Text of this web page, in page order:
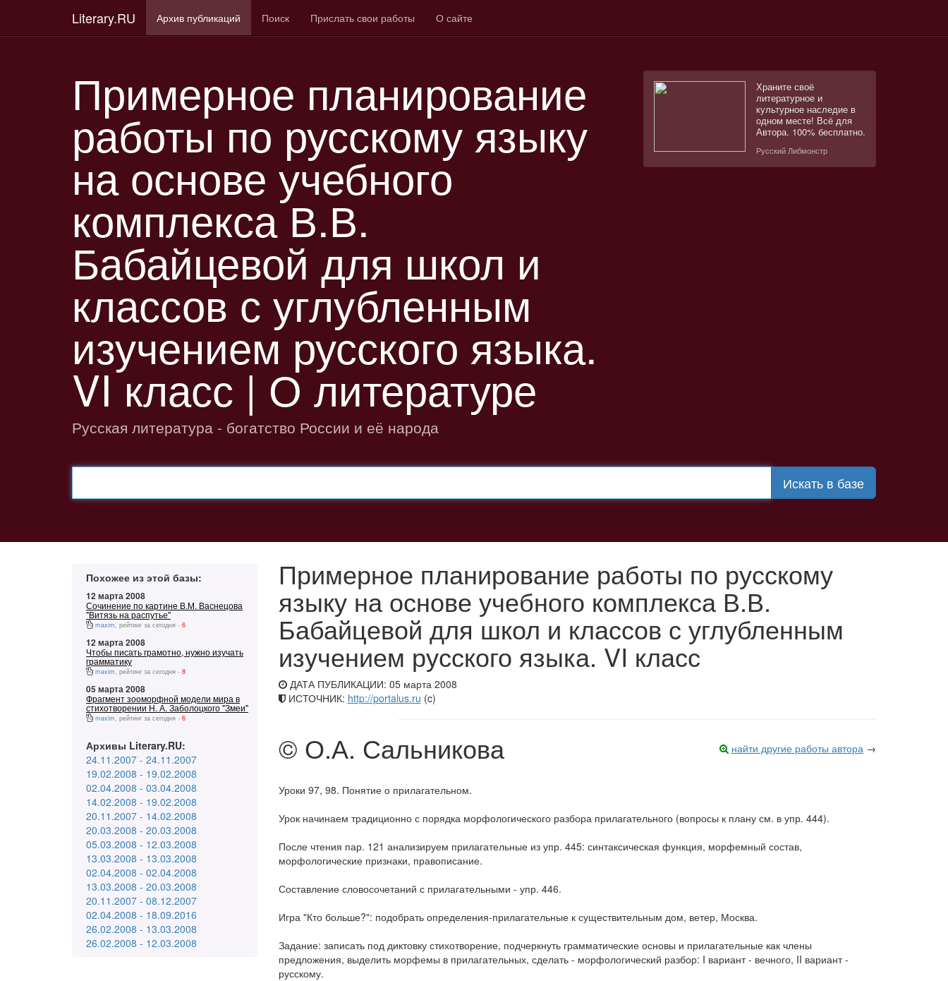
Literary.RU Архив публикаций Поиск Прислать свои работы О сайте
Примерное планирование
работы по русскому языку
на основе учебного
комплекса В.В.
Бабайцевой для школ и
классов с углубленным
изучением русского языка.
VI класс | О литературе
Русская литература - богатство России и её народа
Храните своё
литературное и
культурное наследие в
одном месте! Всё для
Автора. 100% бесплатно.
Русский Либмонстр
Искать в базе
Похожее из этой базы:
12 марта 2008
Сочинение по картине В.М. Васнецова
"Витязь на распутье"
maxim, рейтинг за сегодня - 6
12 марта 2008
Чтобы писать грамотно, нужно изучать
грамматику
maxim, рейтинг за сегодня - 8
05 марта 2008
Фрагмент зооморфной модели мира в
стихотворении Н. А. Заболоцкого "Змеи"
maxim, рейтинг за сегодня - 6
Архивы Literary.RU:
24.11.2007 - 24.11.2007
19.02.2008 - 19.02.2008
02.04.2008 - 03.04.2008
14.02.2008 - 19.02.2008
20.11.2007 - 14.02.2008
20.03.2008 - 20.03.2008
05.03.2008 - 12.03.2008
13.03.2008 - 13.03.2008
02.04.2008 - 02.04.2008
13.03.2008 - 20.03.2008
20.11.2007 - 08.12.2007
02.04.2008 - 18.09.2016
26.02.2008 - 13.03.2008
26.02.2008 - 12.03.2008
Примерное планирование работы по русскому
языку на основе учебного комплекса В.В.
Бабайцевой для школ и классов с углубленным
изучением русского языка. VI класс
ДАТА ПУБЛИКАЦИИ: 05 марта 2008
ИСТОЧНИК: http://portalus.ru (c)
найти другие работы автора →
© О.А. Сальникова
Уроки 97, 98. Понятие о прилагательном.
Урок начинаем традиционно с порядка морфологического разбора прилагательного (вопросы к плану см. в упр. 444).
После чтения пар. 121 анализируем прилагательные из упр. 445: синтаксическая функция, морфемный состав,
морфологические признаки, правописание.
Составление словосочетаний с прилагательными - упр. 446.
Игра "Кто больше?": подобрать определения-прилагательные к существительным дом, ветер, Москва.
Задание: записать под диктовку стихотворение, подчеркнуть грамматические основы и прилагательные как члены
предложения, выделить морфемы в прилагательных, сделать - морфологический разбор: I вариант - вечного, II вариант -
русскому.